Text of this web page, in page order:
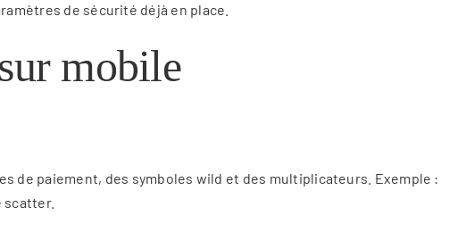
de sécurité déjà en place.
mobile
de paiement, des symboles wild et des multiplicateurs. Exemple :
scatter.